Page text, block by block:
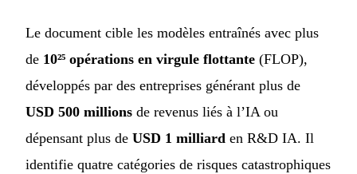
Le document cible les modèles entraînés avec plus
de 10²⁵ opérations en virgule flottante (FLOP),
développés par des entreprises générant plus de
USD 500 millions de revenus liés à l’IA ou
dépensant plus de USD 1 milliard en R&D IA. Il
identifie quatre catégories de risques catastrophiques